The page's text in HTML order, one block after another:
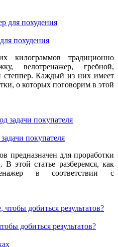
похудения
килограммов традиционно
велотренажер, гребной,
степпер. Каждый из них имеет
о которых поговорим в этой
покупателя
предназначен для проработки
этой статье разберемся, как
в соответствии с
добиться результатов?